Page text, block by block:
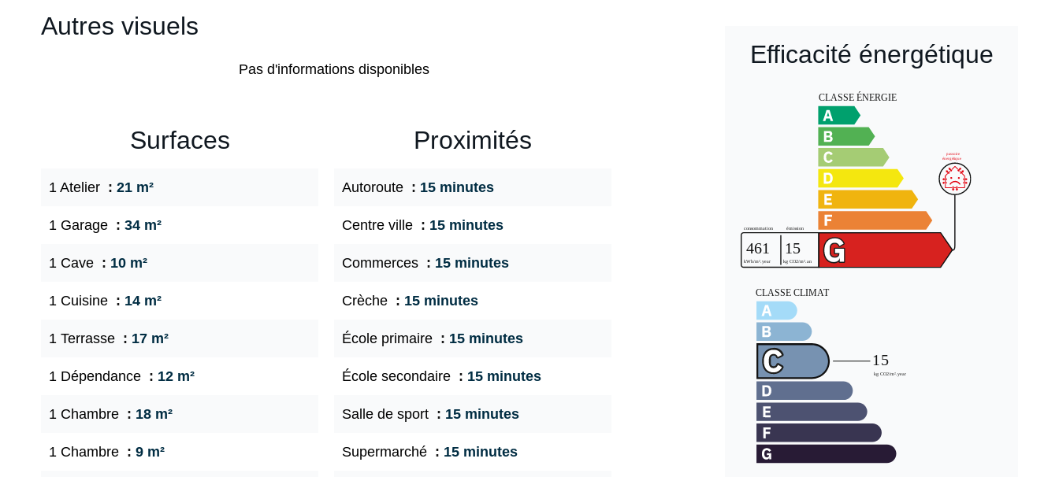
Autres visuels
Pas d'informations disponibles
Surfaces
1 Atelier 21 m²
1 Garage 34 m²
1 Cave 10 m²
1 Cuisine 14 m²
1 Terrasse 17 m²
1 Dépendance 12 m²
1 Chambre 18 m²
1 Chambre 9 m²
Proximités
Autoroute 15 minutes
Centre ville 15 minutes
Commerces 15 minutes
Crèche 15 minutes
École primaire 15 minutes
École secondaire 15 minutes
Salle de sport 15 minutes
Supermarché 15 minutes
Efficacité énergétique